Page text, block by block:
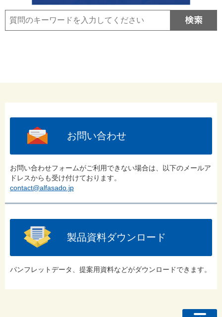
お問い合わせ
お問い合わせフォームがご利用できない場合は、以下のメールア
ドレスからも受け付けております。
contact@alfasado.jp
製品資料ダウンロード
パンフレットデータ、提案用資料などがダウンロードできます。